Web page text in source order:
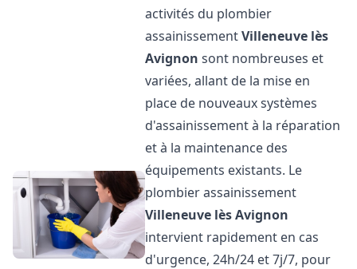
activités du plombier
assainissementVilleneuve lès
Avignon sont nombreuses et
variées, allant de la mise en
place de nouveaux systèmes
d'assainissement à la réparation
et à la maintenance des
équipements existants. Le
plombier assainissement
Villeneuve lès Avignon
intervient rapidement en cas
d'urgence, 24h/24 et 7j/7, pour